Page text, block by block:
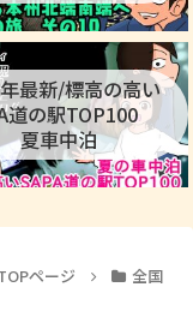
最新/標高の高い
道の駅TOP100
夏車中泊
ページ
全国